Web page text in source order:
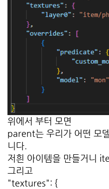
위에서 부터 모면
parent는 우리가 어떤 모
니다.
저흰 아이템을 만들거니
그리고
"textures": {